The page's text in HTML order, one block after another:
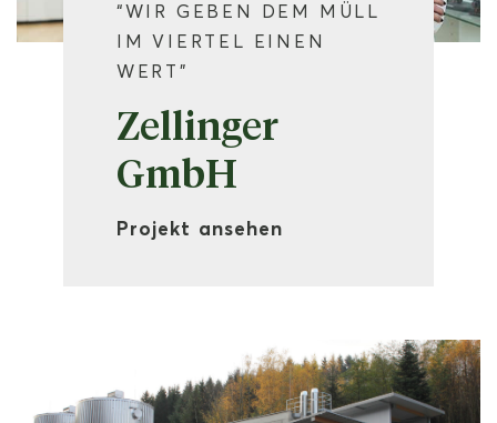
“WIR GEBEN DEM MÜLL
IM VIERTEL EINEN
WERT”
Zellinger
GmbH
Projekt ansehen